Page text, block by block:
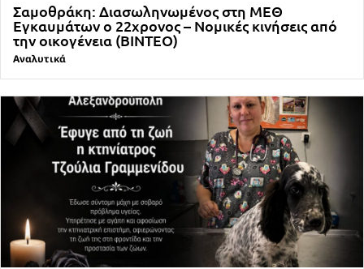
Σαμοθράκη: Διασωληνωμένος στη ΜΕΘ
Εγκαυμάτων ο 22χρονος – Νομικές κινήσεις από
την οικογένεια (ΒΙΝΤΕΟ)
Αναλυτικά